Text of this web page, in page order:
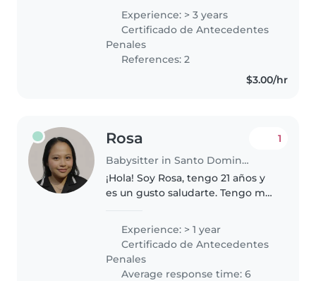
niños. Puedo atender a bebés,
niños pequeños, preescolares y
escolares. Soy una persona
responsable,..
Experience: > 3 years
Certificado de Antecedentes
Penales
References: 2
$3.00/hr
Rosa
Babysitter in Santo Domingo de los Colorados
1
¡Hola! Soy Rosa, tengo 21 años y
es un gusto saludarte. Tengo más
realizo con cariño, paciencia,
respeto y creatividad. Me
adapto..
Experience: > 1 year
Certificado de Antecedentes
Penales
Average response time: 6